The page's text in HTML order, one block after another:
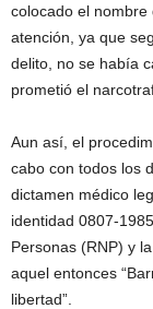
colocado el nombre
atención, ya que
delito, no se había
prometió el
Aun así, el
cabo con todos los
dictamen médico
identidad 0807-
Personas (RNP) y
aquel entonces
libertad”.